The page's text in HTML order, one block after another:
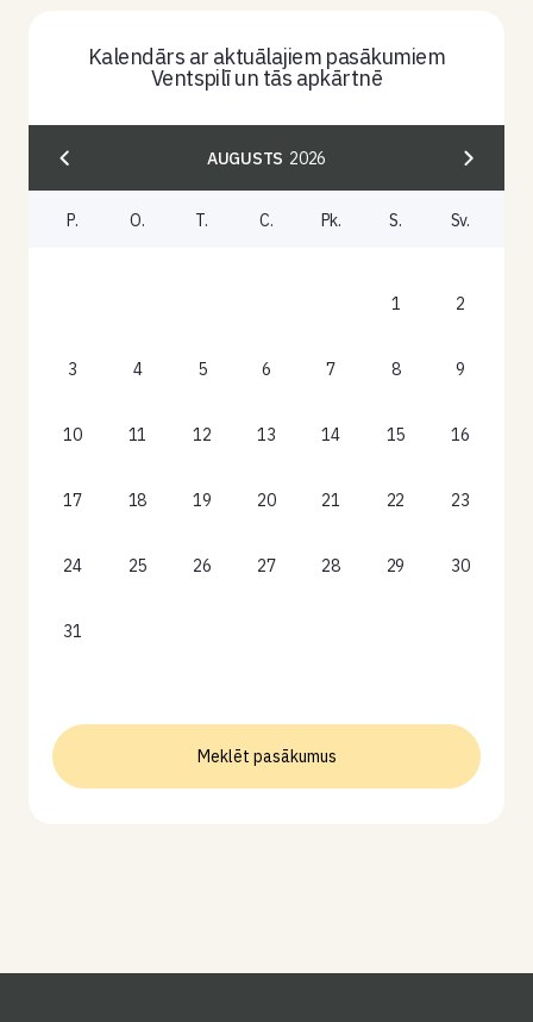
Kalendārs ar aktuālajiem pasākumiem
Ventspilī un tās apkārtnē
AUGUSTS 2026
P. O. T. C. Pk. S. Sv.
1 2
3 4 5 6 7 8 9
10 11 12 13 14 15 16
17 18 19 20 21 22 23
24 25 26 27 28 29 30
31
Meklēt pasākumus